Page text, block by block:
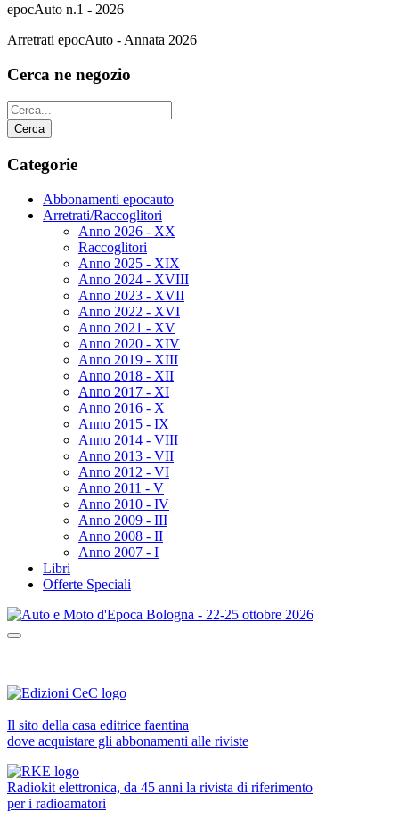
epocAuto n.1 - 2026
Arretrati epocAuto - Annata 2026
Cerca ne negozio
Categorie
Abbonamenti epocauto
Arretrati/Raccoglitori
Anno 2026 - XX
Raccoglitori
Anno 2025 - XIX
Anno 2024 - XVIII
Anno 2023 - XVII
Anno 2022 - XVI
Anno 2021 - XV
Anno 2020 - XIV
Anno 2019 - XIII
Anno 2018 - XII
Anno 2017 - XI
Anno 2016 - X
Anno 2015 - IX
Anno 2014 - VIII
Anno 2013 - VII
Anno 2012 - VI
Anno 2011 - V
Anno 2010 - IV
Anno 2009 - III
Anno 2008 - II
Anno 2007 - I
Libri
Offerte Speciali
Il sito della casa editrice faentina
dove acquistare gli abbonamenti alle riviste
Radiokit elettronica, da 45 anni la rivista di riferimento
per i radioamatori